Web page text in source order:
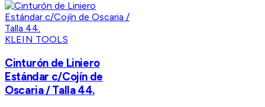
KLEIN TOOLS
Cinturón de Liniero
Estándar c/Cojín de
Oscaria / Talla 44.